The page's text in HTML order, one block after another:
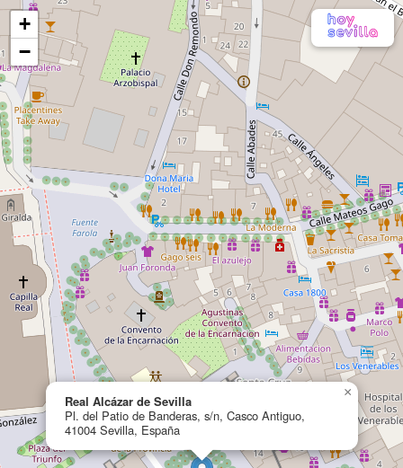
Real Alcázar de Sevilla
Pl. del Patio de Banderas, s/n, Casco Antiguo,
41004 Sevilla, España
×
+
−